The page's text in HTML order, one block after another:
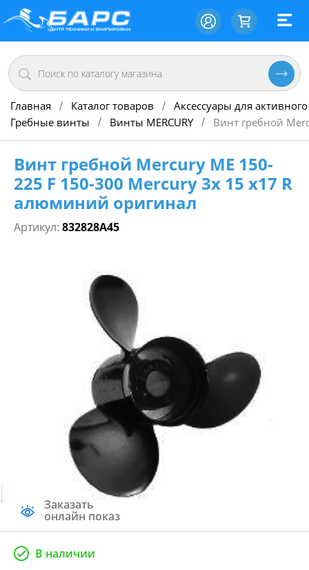
Главная / Каталог товаров / Аксессуары для
Гребные винты
/ Винты MERCURY / Винт гребной
Винт гребной Mercury ME 150-
225 F 150-300 Mercury 3х 15 х17 R
алюминий оригинал
Артикул: 832828A45
Заказать
онлайн показ
В наличии